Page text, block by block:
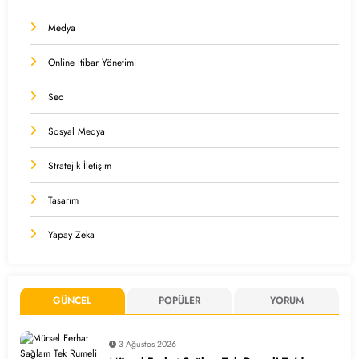
Medya
Online İtibar Yönetimi
Seo
Sosyal Medya
Stratejik İletişim
Tasarım
Yapay Zeka
GÜNCEL POPÜLER YORUM
3 Ağustos 2026